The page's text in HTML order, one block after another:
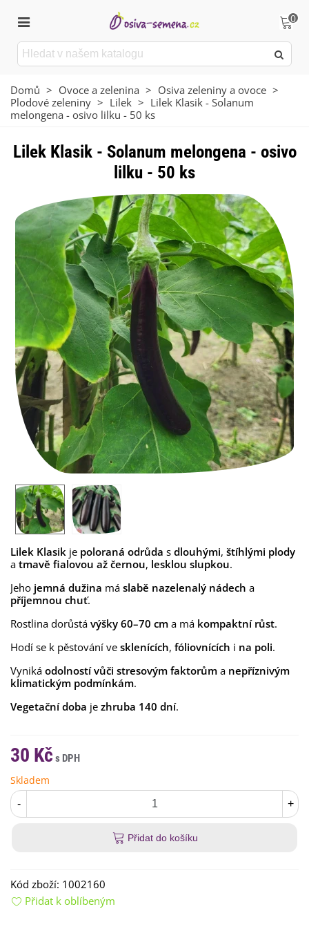
0
Domů > Ovoce a zelenina > Osiva zeleniny a ovoce >
Plodové zeleniny > Lilek > Lilek Klasik - Solanum
melongena - osivo lilku - 50 ks
Lilek Klasik - Solanum melongena - osivo
lilku - 50 ks
Lilek Klasik je poloraná odrůda s dlouhými, štíhlými plody
a tmavě fialovou až černou, lesklou slupkou.
Jeho jemná dužina má slabě nazelenalý nádech a
příjemnou chuť.
Rostlina dorůstá výšky 60–70 cm a má kompaktní růst.
Hodí se k pěstování ve sklenících, fóliovnících i na poli.
Vyniká odolností vůči stresovým faktorům a nepříznivým
klimatickým podmínkám.
Vegetační doba je zhruba 140 dní.
30 Kč
Skladem
- +
Přidat do košíku
Kód zboží: 1002160
Přidat k oblíbeným